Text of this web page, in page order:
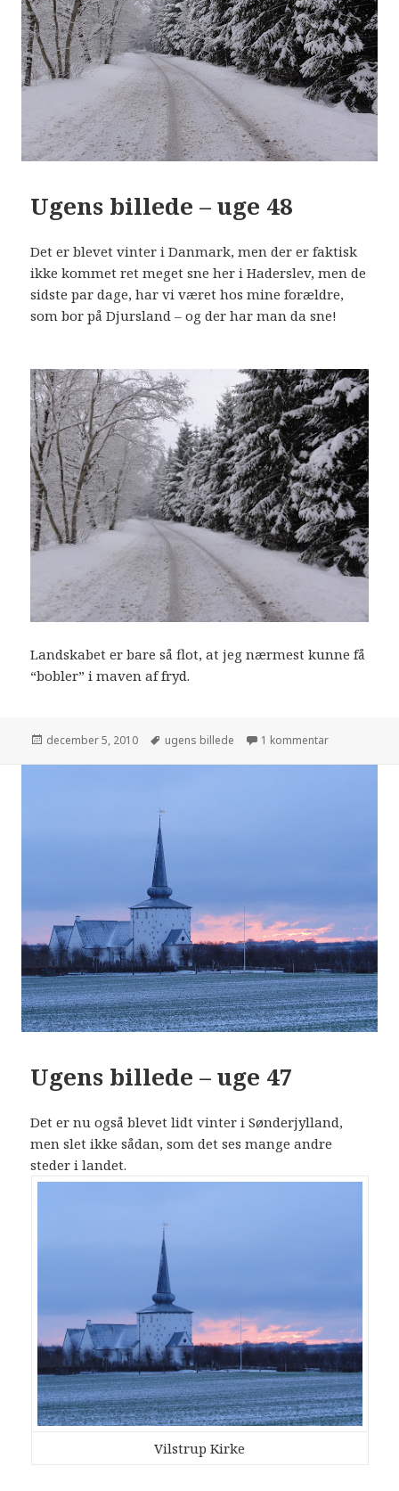
Ugens billede – uge 48
Det er blevet vinter i Danmark, men der er faktisk
ikke kommet ret meget sne her i Haderslev, men de
sidste par dage, har vi været hos mine forældre,
som bor på Djursland – og der har man da sne!
Landskabet er bare så flot, at jeg nærmest kunne få
“bobler” i maven af fryd.
december 5, 2010 ugens billede 1 kommentar
Ugens billede – uge 47
Det er nu også blevet lidt vinter i Sønderjylland,
men slet ikke sådan, som det ses mange andre
steder i landet.
Vilstrup Kirke